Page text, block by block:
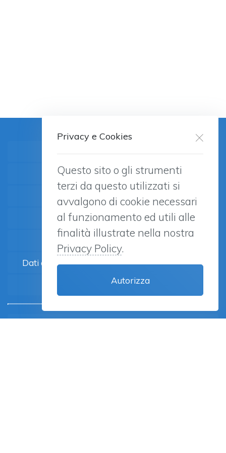
A chi rivolgersi? Indirizzi utili
Studi di popolazione sul GAP
Popolazione Studenti ESPAD
Popolazione Generale GAPS
Dati ADM
Dati economici Gioco Da azzardo sul territorio
Normative
Privacy e Cookies
Questo sito o gli strumenti
terzi da questo utilizzati si
avvalgono di cookie necessari
al funzionamento ed utili alle
finalità illustrate nella nostra
Privacy Policy.
Autorizza